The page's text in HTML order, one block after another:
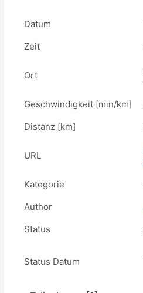
Datum
Zeit
Ort
Geschwindigkeit [min/km]
Distanz [km]
URL
Kategorie
Author
Status
Status Datum